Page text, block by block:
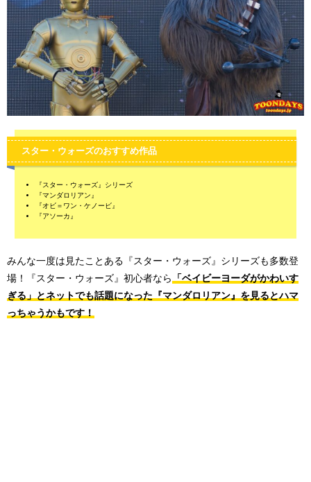
スター・ウォーズのおすすめ作品
『スター・ウォーズ』シリーズ
『マンダロリアン』
『オビ＝ワン・ケノービ』
『アソーカ』
みんな一度は見たことある『スター・ウォーズ』シリーズも多数登
場！『スター・ウォーズ』初心者なら「ベイビーヨーダがかわいす
ぎる」とネットでも話題になった『マンダロリアン』を見るとハマ
っちゃうかもです！